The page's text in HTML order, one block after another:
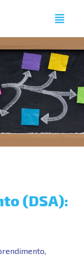
(DSA):